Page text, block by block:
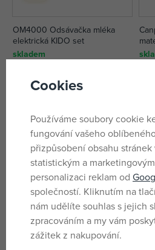
OM4000 Odsávačka mléka
elektrická KIDO set
skladem
TrueLife Nutrio BP W5
Cookies
Používáme soubory cookie
fungování vašeho
přizpůsobení obsahu
statistickým a
personalizaci reklam od
společností. Kliknutím na
nám udělíte souhlas s jejich
zpracováním a my vám
zážitek z nakupování.